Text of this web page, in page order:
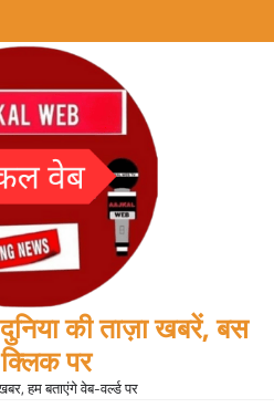
की ताज़ा खबरें, बस
पर
हम बताएंगे वेब-वर्ल्ड पर